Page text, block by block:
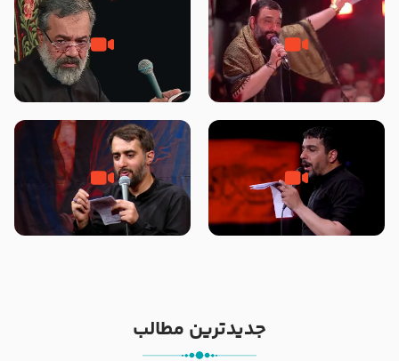
جانا جانا ابی عبدالله – کربلایی جواد
مقدم – شب هشتم محرم 1448 –
مادر منم مثل تو خمیدم – حاج
محمود کریمی – شهادت حضرت
هیئت رایة العباس علیه السلام
تک ، عبّاس، صاحب دل‌هاست –
حاج حنیف طاهری – عزاداری شب
من غلام نوکراتم من عاشق کربلاتم
– شور زمینه – شب هفتم – محرم
جدیدترین مطالب